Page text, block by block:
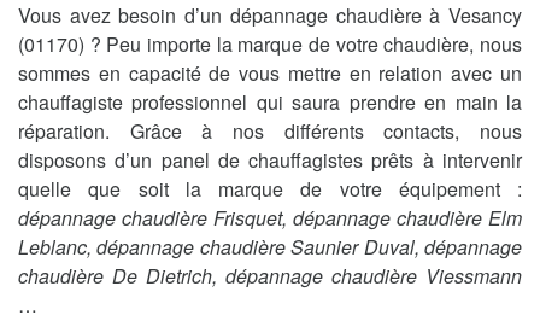
Vous avez besoin d’un dépannage chaudière à Vesancy
(01170) ? Peu importe la marque de votre chaudière, nous
sommes en capacité de vous mettre en relation avec un
chauffagiste professionnel qui saura prendre en main la
réparation. Grâce à nos différents contacts, nous
disposons d’un panel de chauffagistes prêts à intervenir
quelle que soit la marque de votre équipement :
dépannage chaudière Frisquet, dépannage chaudière Elm
Leblanc, dépannage chaudière Saunier Duval, dépannage
chaudière De Dietrich, dépannage chaudière Viessmann
…